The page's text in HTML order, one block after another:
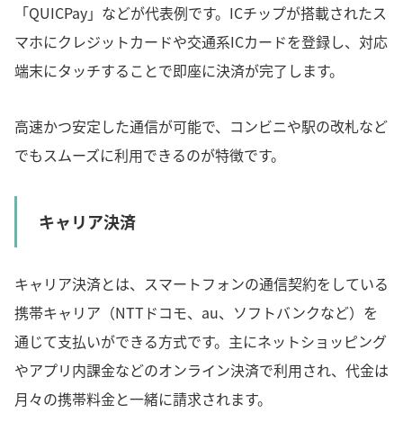
「QUICPay」などが代表例です。ICチップが搭載されたス
マホにクレジットカードや交通系ICカードを登録し、対応
端末にタッチすることで即座に決済が完了します。
高速かつ安定した通信が可能で、コンビニや駅の改札など
でもスムーズに利用できるのが特徴です。
キャリア決済
キャリア決済とは、スマートフォンの通信契約をしている
携帯キャリア（NTTドコモ、au、ソフトバンクなど）を
通じて支払いができる方式です。主にネットショッピング
やアプリ内課金などのオンライン決済で利用され、代金は
月々の携帯料金と一緒に請求されます。